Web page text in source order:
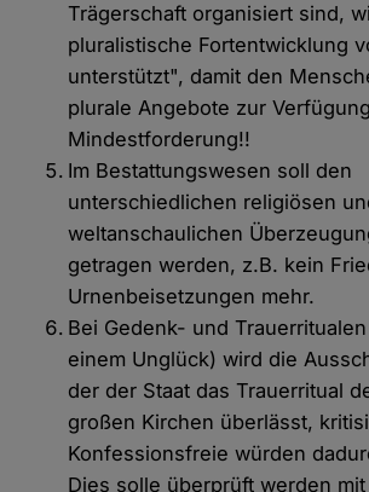
Trägerschaft organisiert sind,
pluralistische Fortentwicklung
unterstützt", damit den
plurale Angebote zur
Mindestforderung!!
Im Bestattungswesen soll den
unterschiedlichen religiösen
weltanschaulichen
getragen werden, z.B. kein
Urnenbeisetzungen mehr.
Bei Gedenk- und
einem Unglück) wird die
der der Staat das Trauerritual
großen Kirchen überlässt,
Konfessionsfreie würden
Dies solle überprüft werden